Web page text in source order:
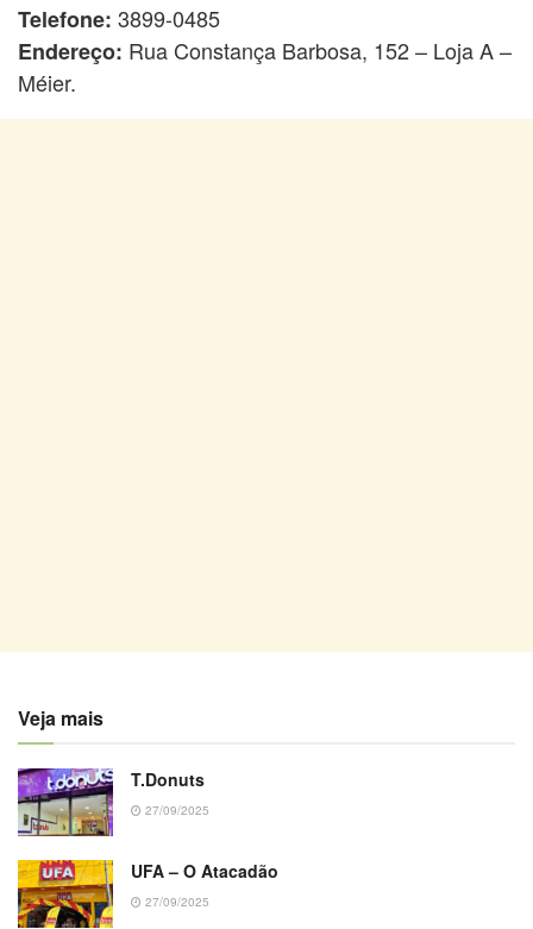
Telefone: 3899-0485
Endereço: Rua Constança Barbosa, 152 – Loja A –
Méier.
Veja mais
T.Donuts
27/09/2025
UFA – O Atacadão
27/09/2025